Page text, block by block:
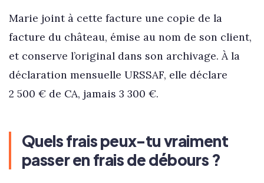
Marie joint à cette facture une copie de la
facture du château, émise au nom de son client,
et conserve l’original dans son archivage. À la
déclaration mensuelle URSSAF, elle déclare
2 500 € de CA, jamais 3 300 €.
Quels frais peux-tu vraiment
passer en frais de débours ?